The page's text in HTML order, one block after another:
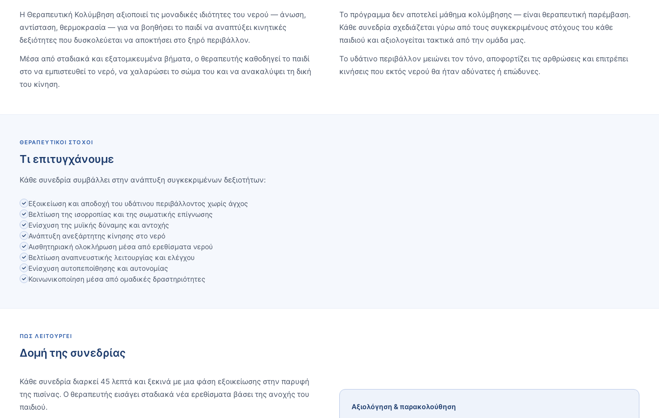
Η Θεραπευτική Κολύμβηση αξιοποιεί τις μοναδικές ιδιότητες του νερού — άνωση,
αντίσταση, θερμοκρασία — για να βοηθήσει το παιδί να αναπτύξει κινητικές
δεξιότητες που δυσκολεύεται να αποκτήσει στο ξηρό περιβάλλον.
Μέσα από σταδιακά και εξατομικευμένα βήματα, ο θεραπευτής καθοδηγεί το παιδί
στο να εμπιστευθεί το νερό, να χαλαρώσει το σώμα του και να ανακαλύψει τη δική
του κίνηση.
Το πρόγραμμα δεν αποτελεί μάθημα κολύμβησης — είναι θεραπευτική παρέμβαση.
Κάθε συνεδρία σχεδιάζεται γύρω από τους συγκεκριμένους στόχους του κάθε
παιδιού και αξιολογείται τακτικά από την ομάδα μας.
Το υδάτινο περιβάλλον μειώνει τον τόνο, αποφορτίζει τις αρθρώσεις και επιτρέπει
κινήσεις που εκτός νερού θα ήταν αδύνατες ή επώδυνες.
ΘΕΡΑΠΕΥΤΙΚΟΊ ΣΤΌΧΟΙ
Τι επιτυγχάνουμε
Κάθε συνεδρία συμβάλλει στην ανάπτυξη συγκεκριμένων δεξιοτήτων:
Εξοικείωση και αποδοχή του υδάτινου περιβάλλοντος χωρίς άγχος
Βελτίωση της ισορροπίας και της σωματικής επίγνωσης
Ενίσχυση της μυϊκής δύναμης και αντοχής
Ανάπτυξη ανεξάρτητης κίνησης στο νερό
Αισθητηριακή ολοκλήρωση μέσα από ερεθίσματα νερού
Βελτίωση αναπνευστικής λειτουργίας και ελέγχου
Ενίσχυση αυτοπεποίθησης και αυτονομίας
Κοινωνικοποίηση μέσα από ομαδικές δραστηριότητες
ΠΏΣ ΛΕΙΤΟΥΡΓΕΊ
Δομή της συνεδρίας
Κάθε συνεδρία διαρκεί 45 λεπτά και ξεκινά με μια φάση εξοικείωσης στην παρυφή
της πισίνας. Ο θεραπευτής εισάγει σταδιακά νέα ερεθίσματα βάσει της ανοχής του
παιδιού.
Αξιολόγηση & παρακολούθηση